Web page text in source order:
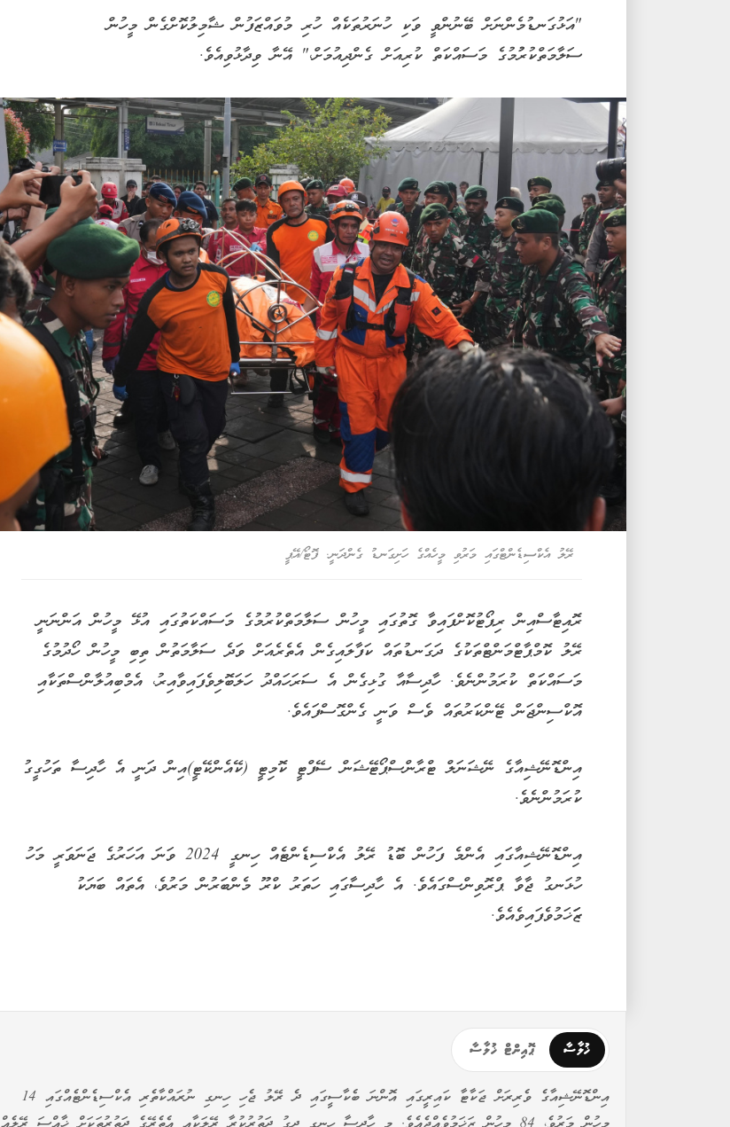
"އަޅުގަނޑުމެންނަށް ބޭނުންވީ ވަކި ހުނަރުތަކެއް ހުރި މުވައްޒަފުން ޝާމިލުކޮށްގެން މީހުން
ސަލާމަތްކުރުުމުގެ މަސައްކަތް ކުރިއަށް ގެންދިއުމަށް،" އޭނާ ވިދާޅުވިއެވެ.
ރޭލު އެކްސިޑެންޓްގައި މަރުވި މީހެއްގެ ހަށިގަނޑު ގެންދަނީ. ފޮޓޯ/އޭޕީ
ރޮއިޓާސްއިން ރިޕޯޓުކޮށްފައިވާ ގޮތުގައި މީހުން ސަލާމަތްކުރުމުގެ މަސައްކަތުގައި އުޅޭ މީހުން އަންނަނީ
ރޭލު ކޮމްޕާޓްމަންޓްތަކުގެ ދަގަނޑުތައް ކަފާލައިގެން އެތެރެއަށް ވަދެ ސަލާމަތުން ތިބި މީހުން ހޯދުމުގެ
މަސައްކަތް ކުރަމުންނެވެ. ހާދިސާއާ ގުޅިގެން އެ ސަރަހައްދު ހަލަބޮލިވެފައިވާއިރު، އެމްބިއުލާންސްތަކާއި
އޮކްސިންޖަން ޓޭންކަރުތައް ވެސް ވަނީ ގެންގޮސްފައެވެ.
އިންޑޮނޭޝިއާގެ ނޭޝަނަލް ޓްރާންސްޕޯޓޭޝަން ސޭފްޓީ ކޮމިޓީ (ކޭއެންކޭޓީ)އިން ދަނީ އެ ހާދިސާ ތަހުގީގު
ކުރަމުންނެވެ.
އިންޑޮނޭޝިއާގައި އެންމެ ފަހުން ބޮޑު ރޭލު އެކްސިޑެންޓެއް ހިނގީ 2024 ވަނަ އަހަރުގެ ޖަނަވަރީ މަހު
ހުޅަނގު ޖާވާ ޕްރޮވިންސްގައެވެ. އެ ހާދިސާގައި ހަތަރު ކްރޫ މެންބަރުން މަރުވެ، އެތައް ބަޔަކު
ޒަަޚަމުވެފައިވެއެވެ.
ޚުލާސާ ޕޮއިންޓް ޚުލާސާ
އިންޑޮނޭޝިއާގެ ވެރިރަށް ޖަކާޓާ ކައިރީގައި އޮންނަ ބެކާސީގައި ދެ ރޭލު ޖެހި ހިނގި ނުރައްކާތެރި އެކްސިޑެންޓެއްގައި 14